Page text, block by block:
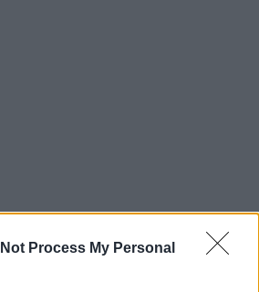
Process My Personal